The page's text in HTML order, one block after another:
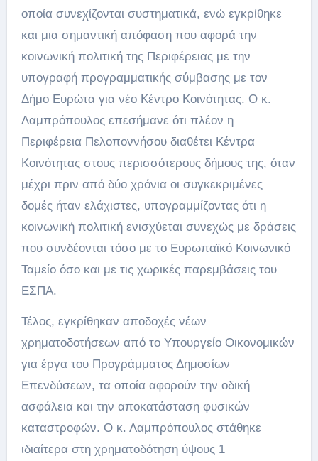
οποία συνεχίζονται συστηματικά, ενώ εγκρίθηκε
και μια σημαντική απόφαση που αφορά την
κοινωνική πολιτική της Περιφέρειας με την
υπογραφή προγραμματικής σύμβασης με τον
Δήμο Ευρώτα για νέο Κέντρο Κοινότητας. Ο κ.
Λαμπρόπουλος επεσήμανε ότι πλέον η
Περιφέρεια Πελοποννήσου διαθέτει Κέντρα
Κοινότητας στους περισσότερους δήμους της, όταν
μέχρι πριν από δύο χρόνια οι συγκεκριμένες
δομές ήταν ελάχιστες, υπογραμμίζοντας ότι η
κοινωνική πολιτική ενισχύεται συνεχώς με δράσεις
που συνδέονται τόσο με το Ευρωπαϊκό Κοινωνικό
Ταμείο όσο και με τις χωρικές παρεμβάσεις του
ΕΣΠΑ.
Τέλος, εγκρίθηκαν αποδοχές νέων
χρηματοδοτήσεων από το Υπουργείο Οικονομικών
για έργα του Προγράμματος Δημοσίων
Επενδύσεων, τα οποία αφορούν την οδική
ασφάλεια και την αποκατάσταση φυσικών
καταστροφών. Ο κ. Λαμπρόπουλος στάθηκε
ιδιαίτερα στη χρηματοδότηση ύψους 1